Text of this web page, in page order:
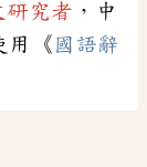
研究者 ，中
用《 國語辭